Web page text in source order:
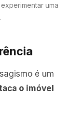
uma
é um
o imóvel